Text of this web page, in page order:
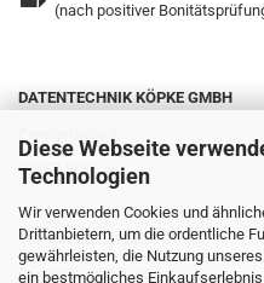
Diese Webseite
Technologien
Wir verwenden Cookies und
Drittanbietern, um die ordentliche
gewährleisten, die Nutzung
ein bestmögliches
(nach positiver
DATENTECHNIK KÖPKE GMBH
42657 Solingen
Telefon: 0212.22321-0
Fax: 0212.22321-25